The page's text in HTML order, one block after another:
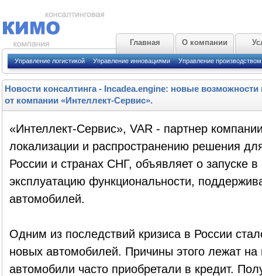
Главная О компании
Управление логистикой Управление инновациями Управление производством
Новости консалтинга- Incadea.engine: новые
от компании «Интеллект-Сервис».
«Интеллект-Сервис», VAR - партнер
локализации и распространению решения
России и странах СНГ, объявляет о запуске
эксплуатацию функциональности,
автомобилей.
Одним из последствий кризиса в России
новых автомобилей. Причины этого лежат
автомобили часто приобретали в кредит.